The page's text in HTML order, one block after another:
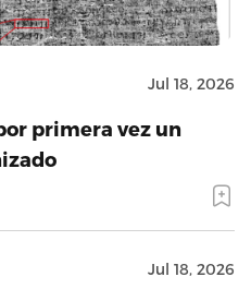
Jul 18, 2026
primera vez un
Jul 18, 2026